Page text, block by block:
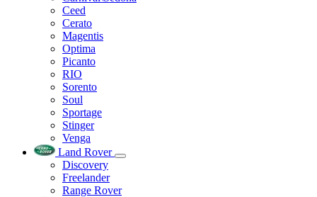
Ceed
Cerato
Magentis
Optima
Picanto
RIO
Sorento
Soul
Sportage
Stinger
Venga
Land Rover
Discovery
Freelander
Range Rover